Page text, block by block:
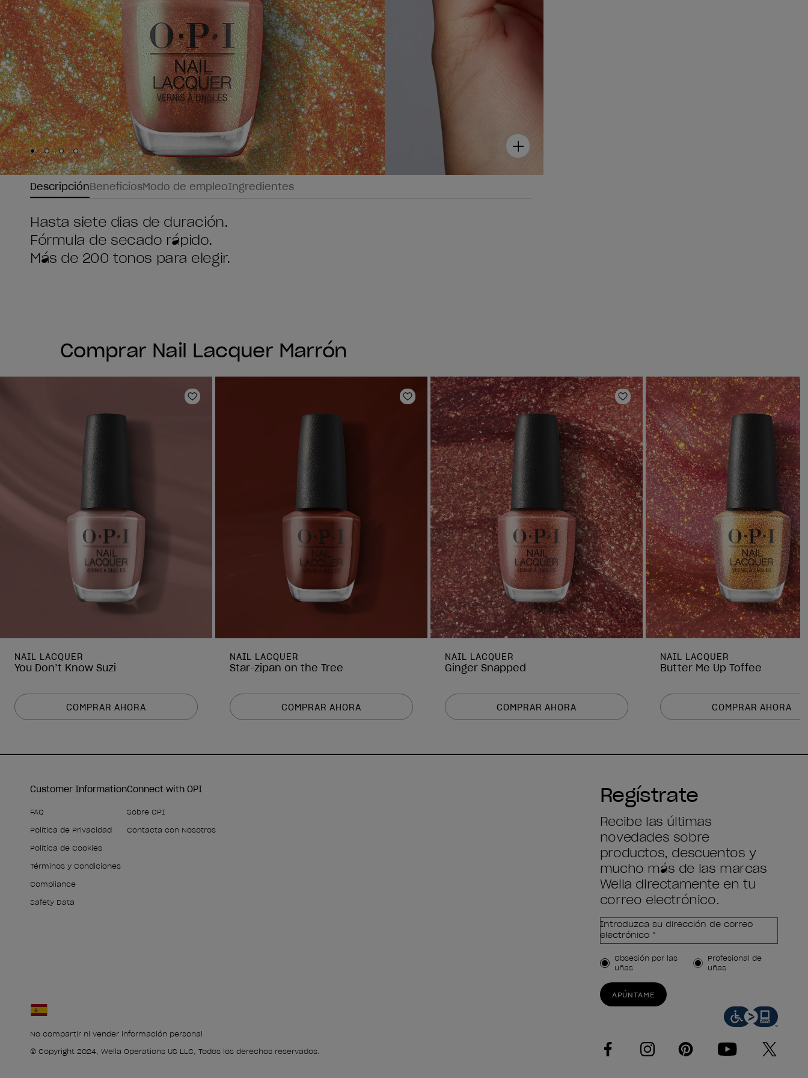
Skip to slide1
Skip to slide2
Skip to slide3
Skip to slide4
DescripciónBeneficiosModo de empleoIngredientes
Hasta siete dias de duración.
Fórmula de secado rápido.
Más de 200 tonos para elegir.
Comprar Nail Lacquer Marrón
Añadir a la lista de deseos
NAIL LACQUER
You Don’t Know Suzi
COMPRAR AHORA
Añadir a la lista de deseos
NAIL LACQUER
Star-zipan on the Tree
COMPRAR AHORA
Añadir a la lista de deseos
NAIL LACQUER
Ginger Snapped
COMPRAR AHORA
NAIL LACQUER
Butter Me Up Toffee
COMPRAR AHORA
Customer Information
FAQ
Política de Privacidad
Política de Cookies
Términos y Condiciones
Compliance
Safety Data
Connect with OPI
Sobre OPI
Contacta con Nosotros
No compartir ni vender información personal
© Copyright 2024, Wella Operations US LLC, Todos los derechos reservados.
Regístrate
Recibe las últimas
novedades sobre
productos, descuentos y
mucho más de las marcas
Wella directamente en tu
correo electrónico.
Introduzca su dirección de correo
electrónico *
Tipo de cliente
Obsesión por las
uñas
Profesional de
uñas
APÚNTAME